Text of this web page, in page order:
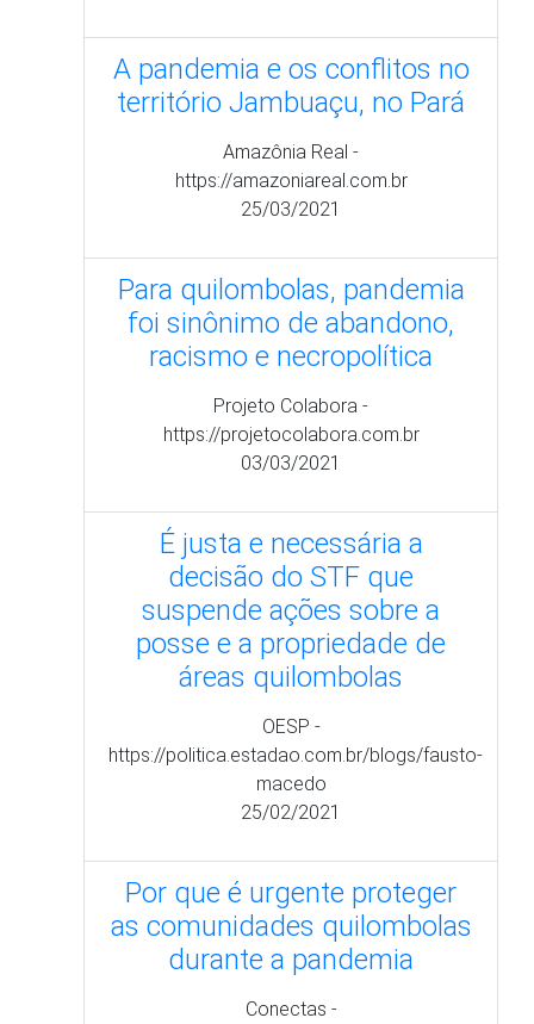
Para quilombolas, pandemia
foi sinônimo de abandono,
racismo e necropolítica
Projeto Colabora -
https://projetocolabora.com.br
03/03/2021
É justa e necessária a
decisão do STF que
suspende ações sobre a
posse e a propriedade de
áreas quilombolas
OESP -
https://politica.estadao.com.br/blogs/fausto-
macedo
25/02/2021
Por que é urgente proteger
as comunidades quilombolas
durante a pandemia
Conectas -
https://www.conectas.org/noticias
18/02/2021
Em debate no Brasil ajuda
para afro-brasileiros contra
Covid-19
Pravda Ru -